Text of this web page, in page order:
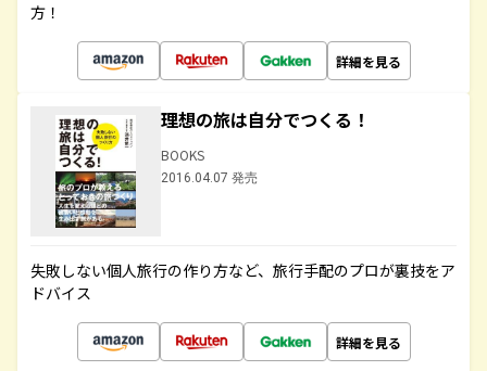
方！
詳細を見る
理想の旅は自分でつくる！
BOOKS
2016.04.07 発売
失敗しない個人旅行の作り方など、旅行手配のプロが裏技をア
ドバイス
詳細を見る